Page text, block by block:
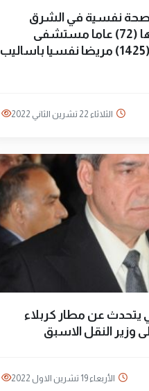
مصحة نفسية في الشرق
الاوسط عمرها (72) عاما مستشفى
الرشاد يعالج (1425) مريضا نفسيا باساليب
الثلاثاء 22 تشرين الثاني 2022
يتحدث عن مطار كربلاء
وزير النقل الاسبق
الأربعاء 19 تشرين الاول 2022